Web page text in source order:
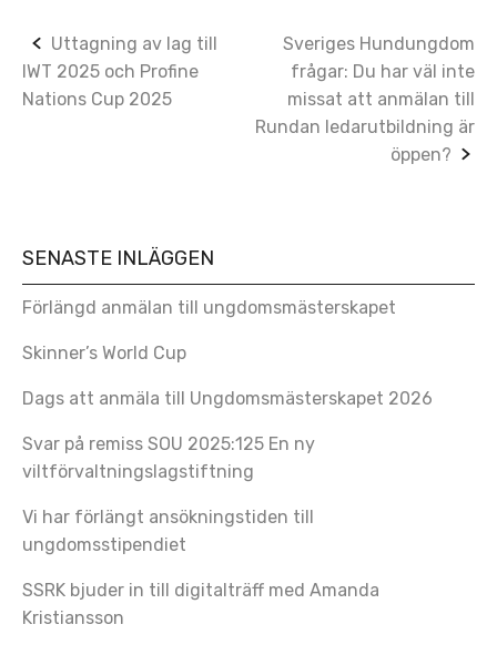
Post
navigation
Uttagning av lag till
IWT 2025 och Profine
Nations Cup 2025
Sveriges Hundungdom
frågar: Du har väl inte
missat att anmälan till
Rundan ledarutbildning är
öppen?
SENASTE INLÄGGEN
Förlängd anmälan till ungdomsmästerskapet
Skinner’s World Cup
Dags att anmäla till Ungdomsmästerskapet 2026
Svar på remiss SOU 2025:125 En ny
viltförvaltningslagstiftning
Vi har förlängt ansökningstiden till
ungdomsstipendiet
SSRK bjuder in till digitalträff med Amanda
Kristiansson